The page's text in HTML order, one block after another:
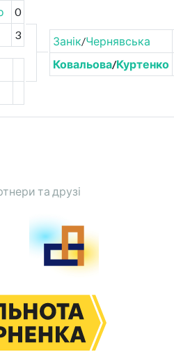
0
3 Занік/Чернявська
Ковальова/Куртенко
та друзі